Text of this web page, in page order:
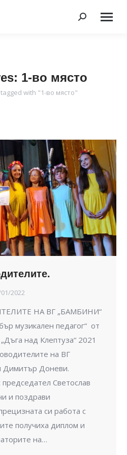
Search:
1-во място
with "1-во място"
2022
НА ВГ „БАМБИНИ“
музикален педагог“ от
над Клептуза“ 2021
на ВГ
Димитър Доневи.
Светослав
и поздрави
си работа с
получиха диплом и
на…